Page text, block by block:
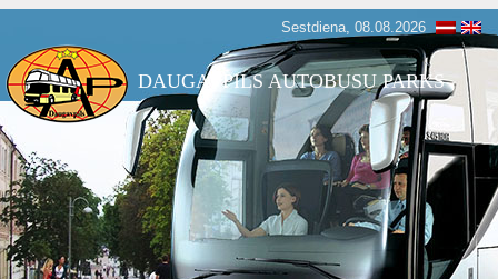
Sestdiena, 08.08.2026
DAUGAVPILS AUTOBUSU PARKS